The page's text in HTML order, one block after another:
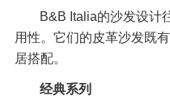
B&B Italia的沙发设计
用性。它们的皮革沙发既
居搭配。
经典系列